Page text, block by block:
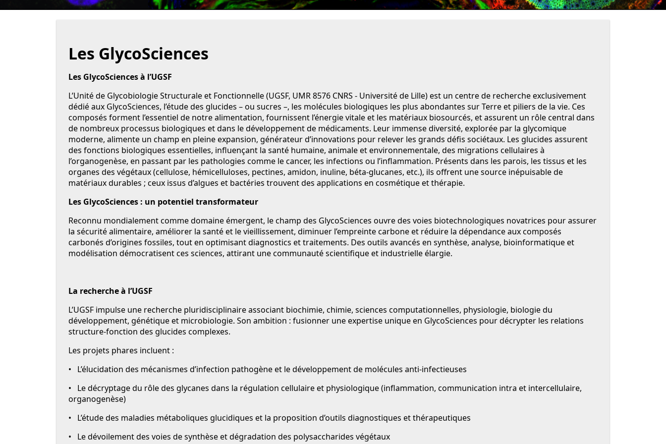
Les GlycoSciences
Les GlycoSciences à l’UGSF
L’Unité de Glycobiologie Structurale et Fonctionnelle (UGSF, UMR 8576 CNRS - Université de Lille) est un centre de recherche exclusivement
dédié aux GlycoSciences, l’étude des glucides – ou sucres –, les molécules biologiques les plus abondantes sur Terre et piliers de la vie. Ces
composés forment l’essentiel de notre alimentation, fournissent l’énergie vitale et les matériaux biosourcés, et assurent un rôle central dans
de nombreux processus biologiques et dans le développement de médicaments. Leur immense diversité, explorée par la glycomique
moderne, alimente un champ en pleine expansion, générateur d’innovations pour relever les grands défis sociétaux. Les glucides assurent
des fonctions biologiques essentielles, influençant la santé humaine, animale et environnementale, des migrations cellulaires à
l’organogenèse, en passant par les pathologies comme le cancer, les infections ou l’inflammation. Présents dans les parois, les tissus et les
organes des végétaux (cellulose, hémicelluloses, pectines, amidon, inuline, béta-glucanes, etc.), ils offrent une source inépuisable de
matériaux durables ; ceux issus d’algues et bactéries trouvent des applications en cosmétique et thérapie.
Les GlycoSciences : un potentiel transformateur
Reconnu mondialement comme domaine émergent, le champ des GlycoSciences ouvre des voies biotechnologiques novatrices pour assurer
la sécurité alimentaire, améliorer la santé et le vieillissement, diminuer l’empreinte carbone et réduire la dépendance aux composés
carbonés d’origines fossiles, tout en optimisant diagnostics et traitements. Des outils avancés en synthèse, analyse, bioinformatique et
modélisation démocratisent ces sciences, attirant une communauté scientifique et industrielle élargie.
La recherche à l’UGSF
L’UGSF impulse une recherche pluridisciplinaire associant biochimie, chimie, sciences computationnelles, physiologie, biologie du
développement, génétique et microbiologie. Son ambition : fusionner une expertise unique en GlycoSciences pour décrypter les relations
structure-fonction des glucides complexes.
Les projets phares incluent :
• L’élucidation des mécanismes d’infection pathogène et le développement de molécules anti-infectieuses
• Le décryptage du rôle des glycanes dans la régulation cellulaire et physiologique (inflammation, communication intra et intercellulaire,
organogenèse)
• L’étude des maladies métaboliques glucidiques et la proposition d’outils diagnostiques et thérapeutiques
• Le dévoilement des voies de synthèse et dégradation des polysaccharides végétaux